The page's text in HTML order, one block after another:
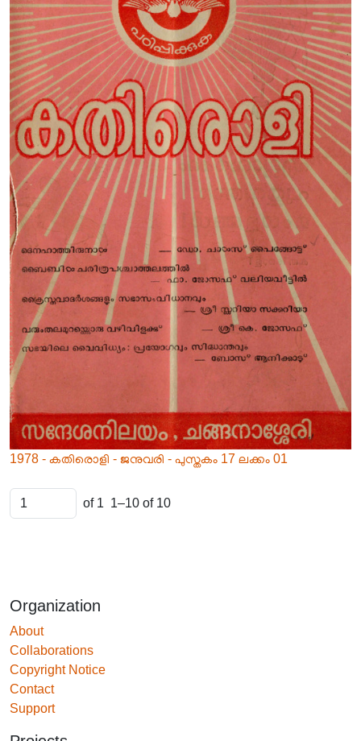
1978 - കതിരൊളി - ജനുവരി - പുസ്തകം 17 ലക്കം 01
of 1 1–10 of 10
Organization
About
Collaborations
Copyright Notice
Contact
Support